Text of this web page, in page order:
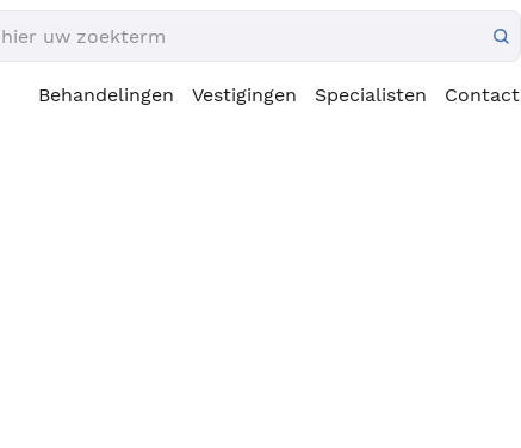
Behandelingen Vestigingen Specialisten Contact